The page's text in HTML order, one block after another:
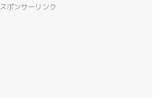
スポンサーリンク